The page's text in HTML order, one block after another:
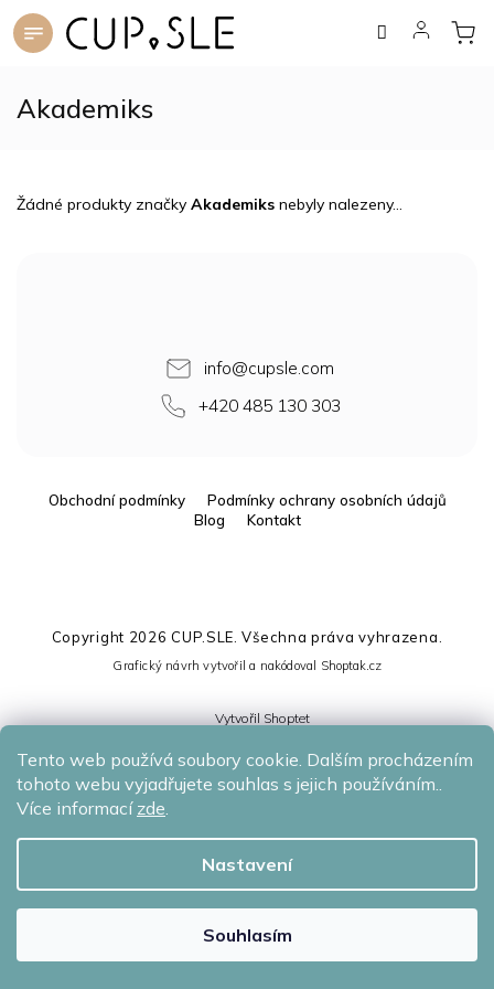
Tento web používá soubory cookie. Dalším procházením
tohoto webu vyjadřujete souhlas s jejich používáním..
Více informací zde.
Nastavení
Souhlasím
Přejít
na
Akademiks
Žádné produkty značky Akademiks nebyly nalezeny...
info@cupsle.com
+420 485 130 303
Obchodní podmínky
Podmínky ochrany osobních údajů
Blog
Kontakt
Vytvořil Shoptet
Copyright 2026 CUP.SLE . Všechna práva vyhrazena.
Grafický návrh vytvořil a nakódoval Shoptak.cz